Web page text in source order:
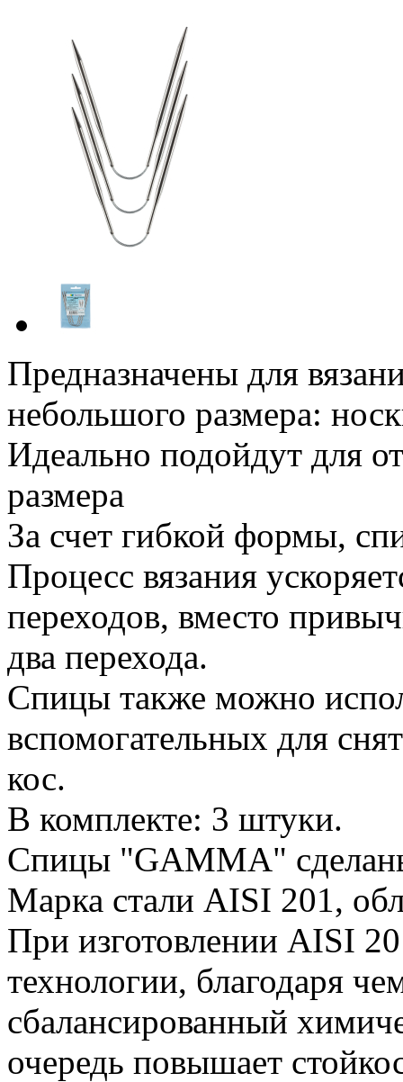
Предназначены для
небольшого размера:
Идеально подойдут для
размера
За счет гибкой формы,
Процесс вязания
переходов, вместо
два перехода.
Спицы также можно
вспомогательных для
кос.
В комплекте: 3 штуки.
Спицы "GAMMA"
Марка стали AISI 201,
При изготовлении AISI
технологии, благодаря
сбалансированный
очередь повышает